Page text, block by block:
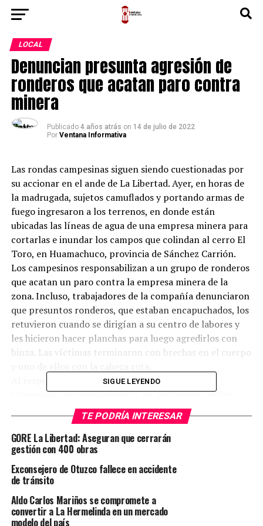
LOCAL
Denuncian presunta agresión de
ronderos que acatan paro contra
minera
Publicado 4 años atrás on 14 de julio de 2022
Por Ventana Informativa
Las rondas campesinas siguen siendo cuestionadas por
su accionar en el ande de La Libertad. Ayer, en horas de
la madrugada, sujetos camuflados y portando armas de
fuego ingresaron a los terrenos, en donde están
ubicadas las líneas de agua de una empresa minera para
cortarlas e inundar los campos que colindan al cerro El
Toro, en Huamachuco, provincia de Sánchez Carrión.
Los campesinos responsabilizan a un grupo de ronderos
que acatan un paro contra la empresa minera de la
zona. Incluso, trabajadores de la compañía denunciaron
que presuntos ronderos, que estaban encapuchados, los
retuvieron cuando se dirigían a su centro de labores y
les hicieron hacer planchas para luego agredirlos con
binza. Las víctimas terminaron con brechas en el cuerpo
Al respecto, la Central Única Distrital de Rondas
Campesinas de Huamachuco y las autoridades de los
caseríos de influencia minera rechazaron el paro, debido
a que consideran que hay intereses personales de los
exdirigentes ronderiles, quienes estarían liderando la
medida de lucha. “No estamos apoyando porque con la
empresa acordamos reunirnos el 20 de julio. No quiero ir
en contra de mis compañeros, pero hay exdirigentes que
están allí. Obviamente que hay intereses”, sostuvo el
presidente de la Central Única Distrital de Rondas
Campesinas de Huamachuco, Daniel Calderón, durante
SIGUE LEYENDO
TE PODRÍA INTERESAR
GORE La Libertad: Aseguran que cerrarán
gestión con 400 obras
Exconsejero de Otuzco fallece en accidente
de tránsito
Aldo Carlos Mariños se compromete a
convertir a La Hermelinda en un mercado
modelo del país